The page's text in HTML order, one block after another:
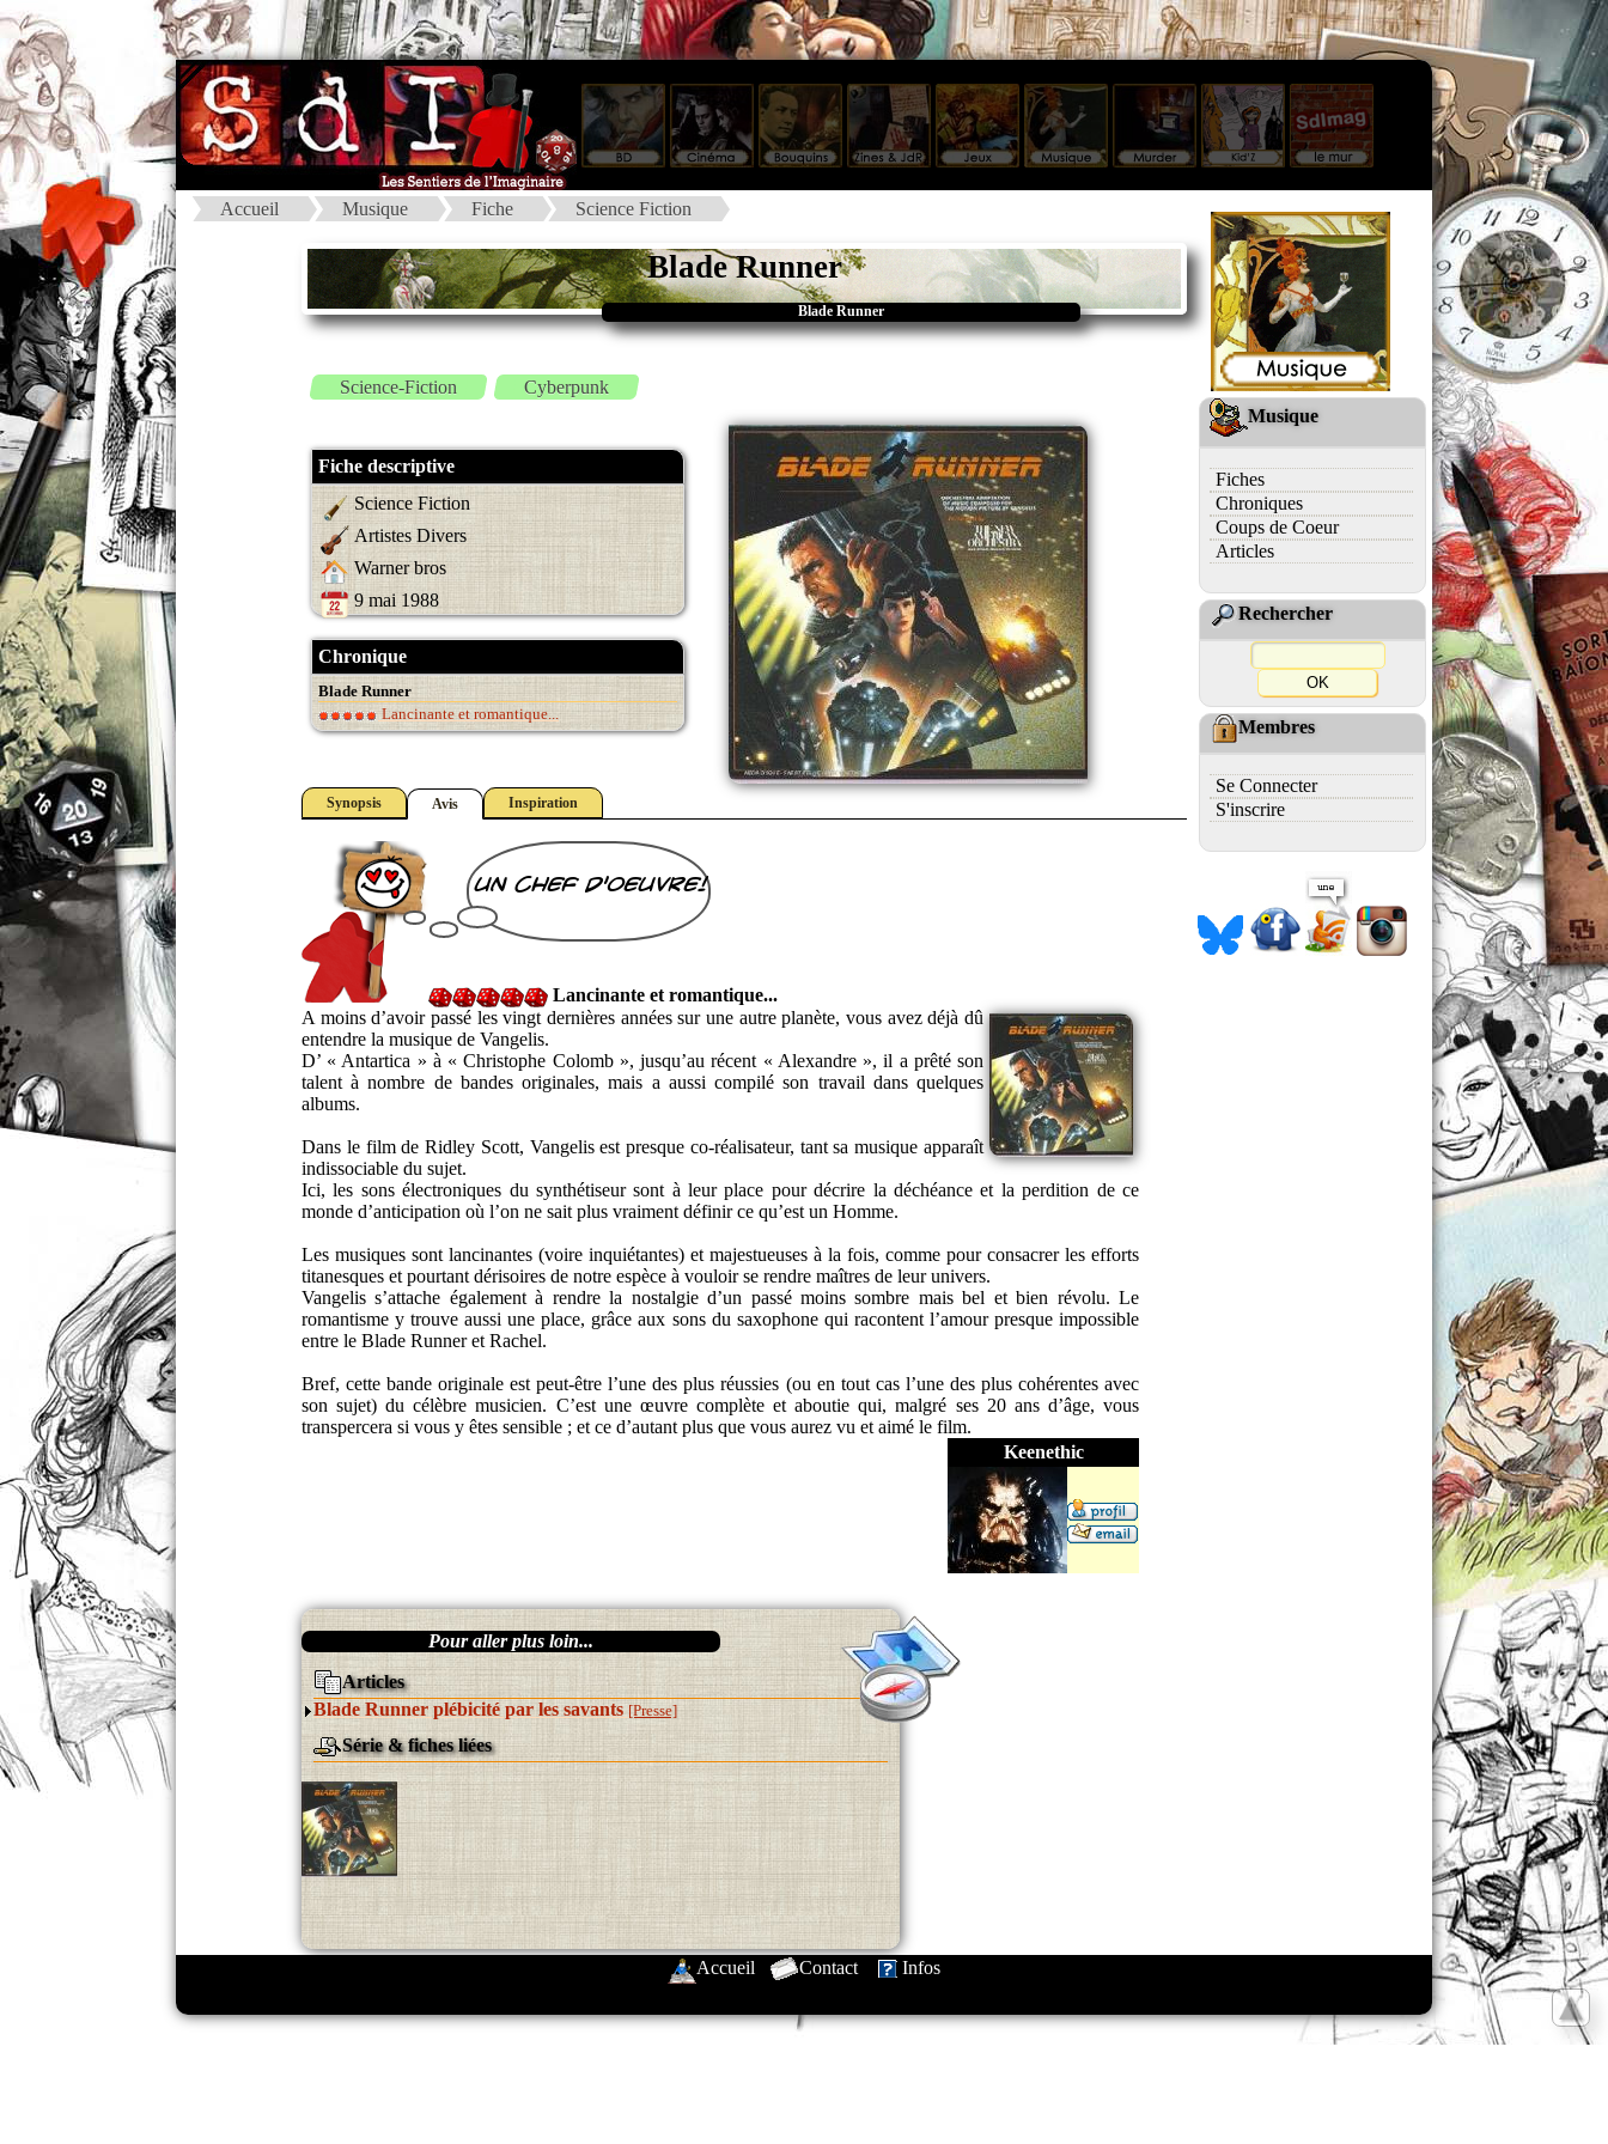
Accueil Musique Fiche Science Fiction
Blade Runner
Blade Runner
Science-Fiction Cyberpunk
Fiche descriptive
Science Fiction
Artistes Divers
Warner bros
9 mai 1988
Chronique
Blade Runner
Lancinante et romantique...
Synopsis Avis Inspiration
un chef d'oeuvre!
Lancinante et romantique...
A moins d’avoir passé les vingt dernières années sur une autre planète, vous avez déjà dû
entendre la musique de Vangelis.
D’ « Antartica » à « Christophe Colomb », jusqu’au récent « Alexandre », il a prêté son
talent à nombre de bandes originales, mais a aussi compilé son travail dans quelques
albums.
Dans le film de Ridley Scott, Vangelis est presque co-réalisateur, tant sa musique apparaît
indissociable du sujet.
Ici, les sons électroniques du synthétiseur sont à leur place pour décrire la déchéance et la perdition de ce
monde d’anticipation où l’on ne sait plus vraiment définir ce qu’est un Homme.
Les musiques sont lancinantes (voire inquiétantes) et majestueuses à la fois, comme pour consacrer les efforts
titanesques et pourtant dérisoires de notre espèce à vouloir se rendre maîtres de leur univers.
Vangelis s’attache également à rendre la nostalgie d’un passé moins sombre mais bel et bien révolu. Le
romantisme y trouve aussi une place, grâce aux sons du saxophone qui racontent l’amour presque impossible
entre le Blade Runner et Rachel.
Bref, cette bande originale est peut-être l’une des plus réussies (ou en tout cas l’une des plus cohérentes avec
son sujet) du célèbre musicien. C’est une œuvre complète et aboutie qui, malgré ses 20 ans d’âge, vous
transpercera si vous y êtes sensible ; et ce d’autant plus que vous aurez vu et aimé le film.
Keenethic
Pour aller plus loin...
Articles
Blade Runner plébicité par les savants [Presse]
Série & fiches liées
Musique
Fiches
Chroniques
Coups de Coeur
Articles
Rechercher
Membres
Se Connecter
S'inscrire
Accueil Contact Infos